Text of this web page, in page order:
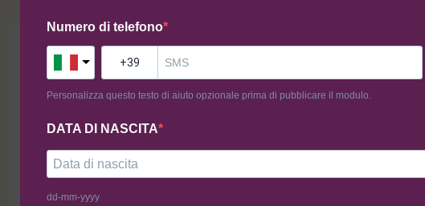
Numero di telefono
Personalizza questo testo di aiuto opzionale prima di pubblicare il modulo.
DATA DI NASCITA
dd-mm-yyyy